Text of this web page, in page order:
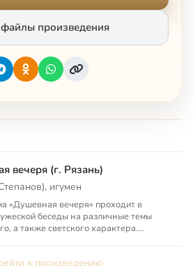
произведения
вечеря (г. Рязань)
игумен
«Душевная вечеря» проходит в
беседы на различные темы
а также светского характера.
к произведению